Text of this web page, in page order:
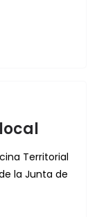
Territorial
la Junta de